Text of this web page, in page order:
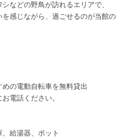
などの野鳥が訪れるエリアで、
感じながら、過ごせるのが当館の
めの電動自転車を無料貸出
電話ください。
給湯器、ポット